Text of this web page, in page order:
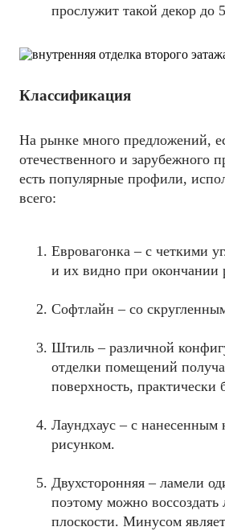
прослужит такой декор до
Классификация
На рынке много предложений,
отечественного и зарубежного
есть популярные профили,
всего:
Евровагонка – с четкими
и их видно при окончании
Софтлайн – со
Штиль – различной
отделки помещений
поверхность, практически
Лаундхаус – с нанесенным
рисунком.
Двухсторонняя – ламели
поэтому можно
плоскости. Минусом